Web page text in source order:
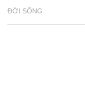
ĐỜI SỐNG